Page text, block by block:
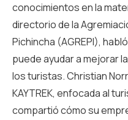
conocimientos en la
directorio de la
Pichincha (AGREPI),
puede ayudar a mejorar
los turistas. Christian
KAYTREK, enfocada al
compartió cómo su